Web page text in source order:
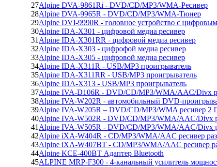
27Alpine DVA-9861Ri - DVD/CD/MP3/WMA-Ресивер
28Alpine DVA-9965R - DVD/CD/MP3/WMA-Тюнер
29Alpine DVI-9990R - головное устройство с
30Alpine IDA-X301 - цифровой медиа ресивер
31 Alpine IDA-X301RR - цифровой медиа ресивер
32Alpine IDA-X303 - цифрофой медиа ресивер
33Alpine IDA-X305 - цифровой медиа ресивер
34Alpine IDA-X311R - USB/MP3 проигрыватель
35Alpine IDA-X311RR - USB/MP3 проигрыватель
36Alpine IDA-X313 - USB/MP3 проигрыватель
37Alpine IVA-D106R - DVD/CD/MP3/WMA/AAC/Divx
38Alpine IVA-W202R - автомобильный DVD-
39Alpine IVA-W205R – DVD/CD/MP3/WMA ресивер 2
40Alpine IVA-W502R - DVD/CD/MP3/WMA/AAC/Divx
41 Alpine IVA-W505R - DVD/CD/MP3/WMA/AAC/Divx
42Alpine iXA-W404R - CD/MP3/WMA/AAC ресивер
43Alpine iXA-W407BT - CD/MP3/WMA/AAC ресивер
44Alpine KCE-400BT Адаптер Bluetooth
45ALPINE MRP-F300 - 4-канальный усилитель